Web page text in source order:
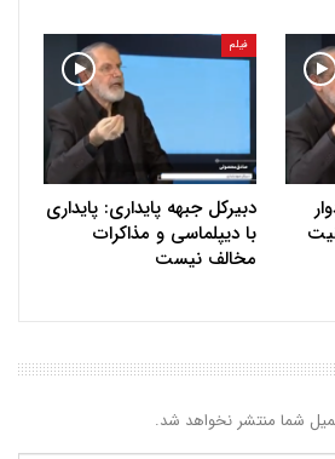
فیلم
دبیرکل جبهه پایداری: پایداری
با دیپلماسی و مذاکرات
مخالف نیست
شما منتشر نخواهد شد.